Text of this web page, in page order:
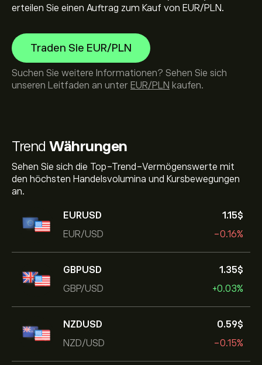
Trend Währungen
Sehen Sie sich die Top-Trend-Vermögenswerte mit
den höchsten Handelsvolumina und Kursbewegungen
an.
EURUSD
EUR/USD
1.15‎$‎
-0.16%
GBPUSD
GBP/USD
1.35‎$‎
+0.03%
NZDUSD
NZD/USD
0.59‎$‎
-0.15%
erteilen Sie einen Auftrag zum Kauf von EUR/PLN.
Traden Sie EUR/PLN
Suchen Sie weitere Informationen? Sehen Sie sich
unseren Leitfaden an unter EUR/PLN kaufen.